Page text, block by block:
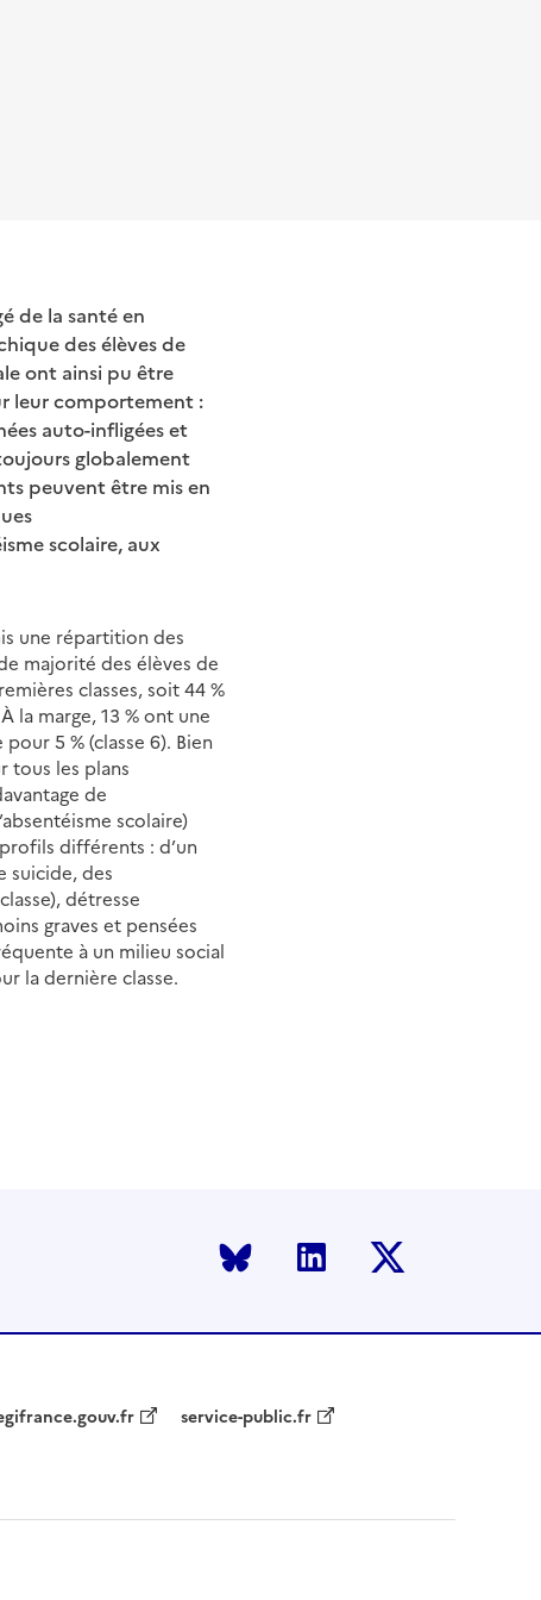
de la santé en
des élèves de
ont ainsi pu être
leur comportement :
auto-infligées et
globalement
peuvent être mis en
scolaire, aux
une répartition des
majorité des élèves de
classes, soit 44 %
la marge, 13 % ont une
5 % (classe 6). Bien
tous les plans
de
scolaire)
différents : d’un
suicide, des
détresse
graves et pensées
à un milieu social
la dernière classe.
Bluesky LinkedInTwitter
service-public.fr